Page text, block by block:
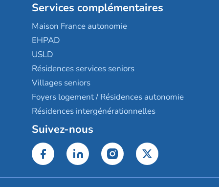
Services complémentaires
Maison France autonomie
EHPAD
USLD
Résidences services seniors
Villages seniors
Foyers logement / Résidences autonomie
Résidences intergénérationnelles
Suivez-nous